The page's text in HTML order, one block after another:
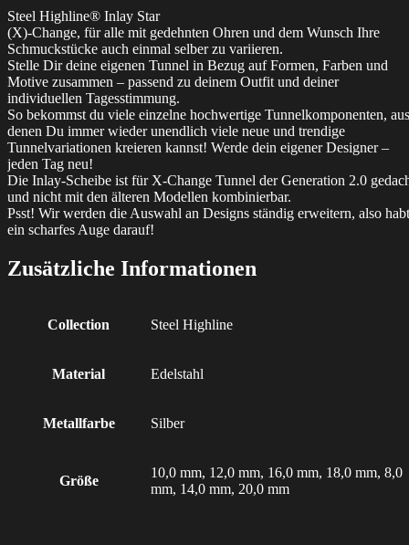
Steel Highline® Inlay Star
(X)-Change, für alle mit gedehnten Ohren und dem Wunsch Ihre
Schmuckstücke auch einmal selber zu variieren.
Stelle Dir deine eigenen Tunnel in Bezug auf Formen, Farben und
Motive zusammen – passend zu deinem Outfit und deiner
individuellen Tagesstimmung.
So bekommst du viele einzelne hochwertige Tunnelkomponenten, aus
denen Du immer wieder unendlich viele neue und trendige
Tunnelvariationen kreieren kannst! Werde dein eigener Designer –
jeden Tag neu!
Die Inlay-Scheibe ist für X-Change Tunnel der Generation 2.0
und nicht mit den älteren Modellen kombinierbar.
Psst! Wir werden die Auswahl an Designs ständig erweitern, also habt
ein scharfes Auge darauf!
Zusätzliche Informationen
Collection Steel Highline
Material Edelstahl
Metallfarbe Silber
Größe
10,0 mm, 12,0 mm, 16,0 mm, 18,0 mm, 8,0
mm, 14,0 mm, 20,0 mm